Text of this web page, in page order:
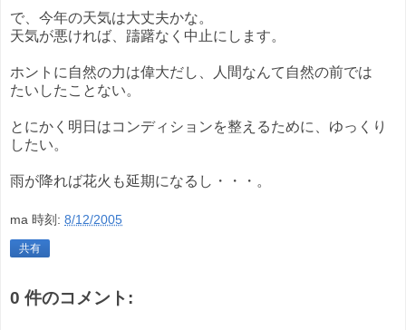
で、今年の天気は大丈夫かな。
天気が悪ければ、躊躇なく中止にします。
ホントに自然の力は偉大だし、人間なんて自然の前では
たいしたことない。
とにかく明日はコンディションを整えるために、ゆっくり
したい。
雨が降れば花火も延期になるし・・・。
ma 時刻: 8/12/2005
共有
0 件のコメント: